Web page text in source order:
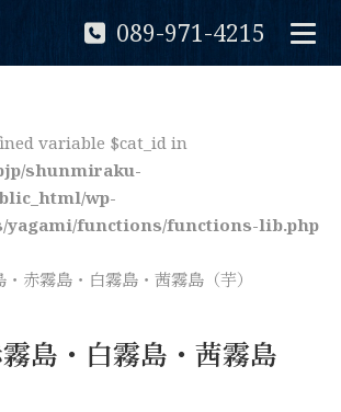
089-971-4215
variable $cat_id in
shunmiraku-
wp-
yagami/functions/functions-lib.php
・赤霧島・白霧島・茜霧島（芋）
島・白霧島・茜霧島